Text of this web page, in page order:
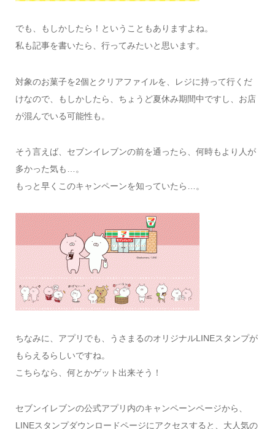
でも、もしかしたら！ということもありますよね。
私も記事を書いたら、行ってみたいと思います。
対象のお菓子を2個とクリアファイルを、レジに持って行くだ
けなので、もしかしたら、ちょうど夏休み期間中ですし、お店
が混んでいる可能性も。
そう言えば、セブンイレブンの前を通ったら、何時もより人が
多かった気も…。
もっと早くこのキャンペーンを知っていたら…。
ちなみに、アプリでも、うさまるのオリジナルLINEスタンプが
もらえるらしいですね。
こちらなら、何とかゲット出来そう！
セブンイレブンの公式アプリ内のキャンペーンページから、
LINEスタンプダウンロードページにアクセスすると、大人気の